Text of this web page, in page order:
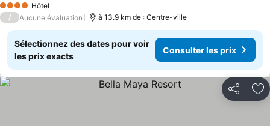
4 Étoiles Hôtel
/ Aucune évaluation à 13.9 km de : Centre-ville
Sélectionnez des dates pour voir
les prix exacts
Consulter les prix
Partager